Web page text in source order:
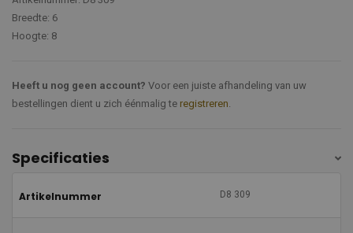
Breedte: 6
Hoogte: 8
Heeft u nog geen account? Voor een juiste afhandeling van uw
bestellingen dient u zich éénmalig te registreren.
Specificaties
Artikelnummer D8 309